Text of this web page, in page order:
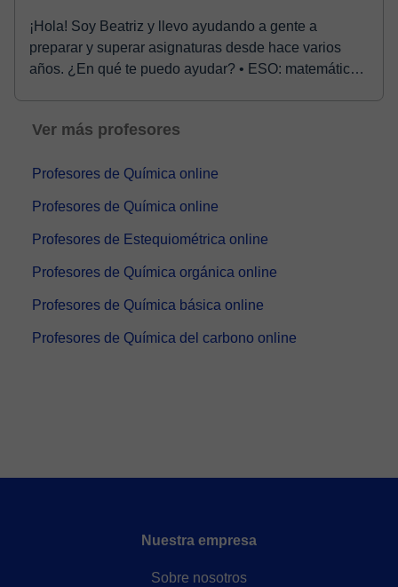
¡Hola! Soy Beatriz y llevo ayudando a gente a
preparar y superar asignaturas desde hace varios
años. ¿En qué te puedo ayudar? • ESO: matemáticas,
Ver más profesores
Profesores de Química online
Profesores de Química online
Profesores de Estequiométrica online
Profesores de Química orgánica online
Profesores de Química básica online
Profesores de Química del carbono online
Nuestra empresa
Sobre nosotros